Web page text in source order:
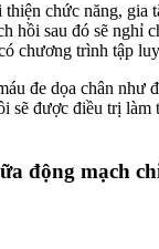
chức năng, gia
hồi sau đó sẽ
chương trình tập
đe dọa chân
sẽ được điều trị
động mạch